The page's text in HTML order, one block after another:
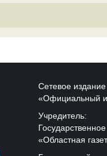
Сетевое издание
«Официальный
Учредитель:
«Областная